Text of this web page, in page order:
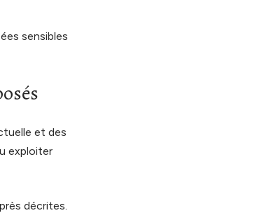
sensibles
et des
exploiter
décrites.